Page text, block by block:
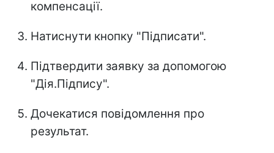
компенсації.
Натиснути кнопку "Підписати".
Підтвердити заявку за допомогою
"Дія.Підпису".
Дочекатися повідомлення про
результат.